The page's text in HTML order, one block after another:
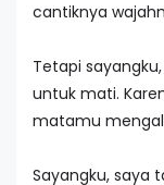
cantiknya
Tetapi
untuk mati.
matamu
Sayangku, saya